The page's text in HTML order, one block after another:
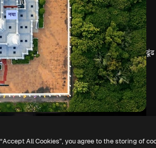
नया
कुकीज़ नीति
ट्रस्ट सेंटर
एफिलिएट्स
बिज़नेस
घटनाक्रम
Slidesgo
सामग्री बेचें
प्रेस कक्ष
magnific.ai ढूंढ
All Cookies”, you agree to the storing of